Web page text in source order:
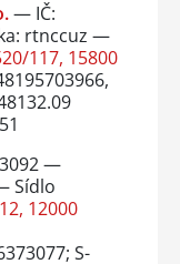
— IČ:
rtnccuz —
117, 15800
—
Sídlo
12000
S-